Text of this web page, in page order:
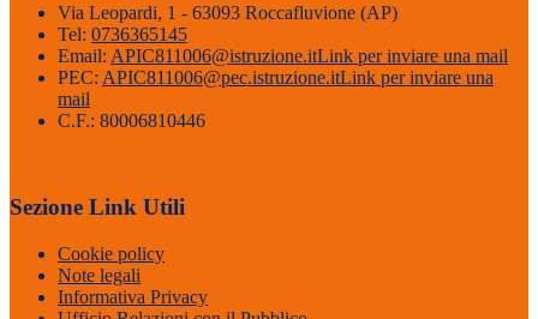
Via Leopardi, 1 - 63093 Roccafluvione (AP)
Tel: 0736365145
Email: APIC811006@istruzione.itLink per inviare una mail
PEC: APIC811006@pec.istruzione.itLink per inviare una
mail
C.F.: 80006810446
Sezione Link Utili
Cookie policy
Note legali
Informativa Privacy